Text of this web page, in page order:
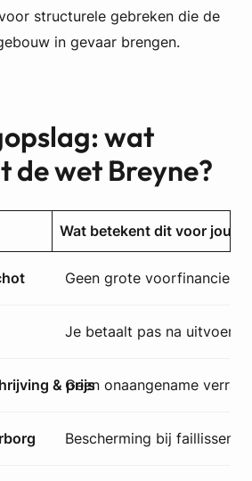
structurele gebreken die de
in gevaar brengen.
wat
de wet Breyne?
Wat betekent dit voor jou?
Geen grote
Je betaalt pas na
& prijs
Geen onaangename
Bescherming bij